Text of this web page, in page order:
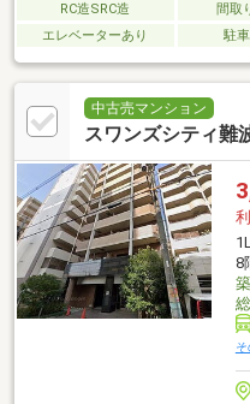
RC造SRC造 間取
エレベーターあり
駐
中古売マンション
スワンズシティ難
8